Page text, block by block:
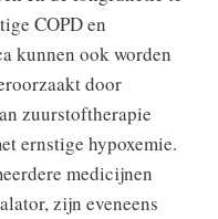
COPD en
kunnen ook worden
door
zuurstoftherapie
ernstige hypoxemie.
medicijnen
zijn eveneens